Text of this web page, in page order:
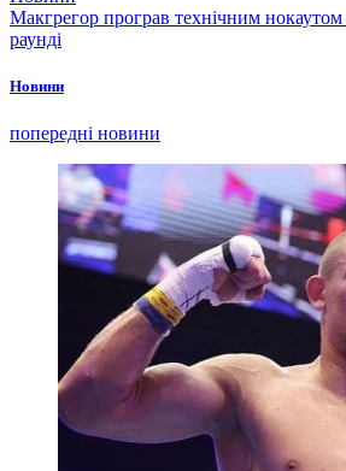
Макгрегор програв технічним
раунді
Новини
попередні новини